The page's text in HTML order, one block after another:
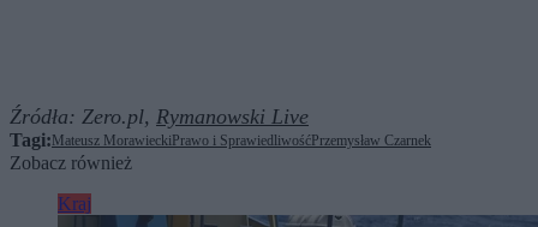
Źródła: Zero.pl, Rymanowski Live
Tagi: Mateusz Morawiecki Prawo i Sprawiedliwość Przemysław Czarnek
Zobacz również
Kraj